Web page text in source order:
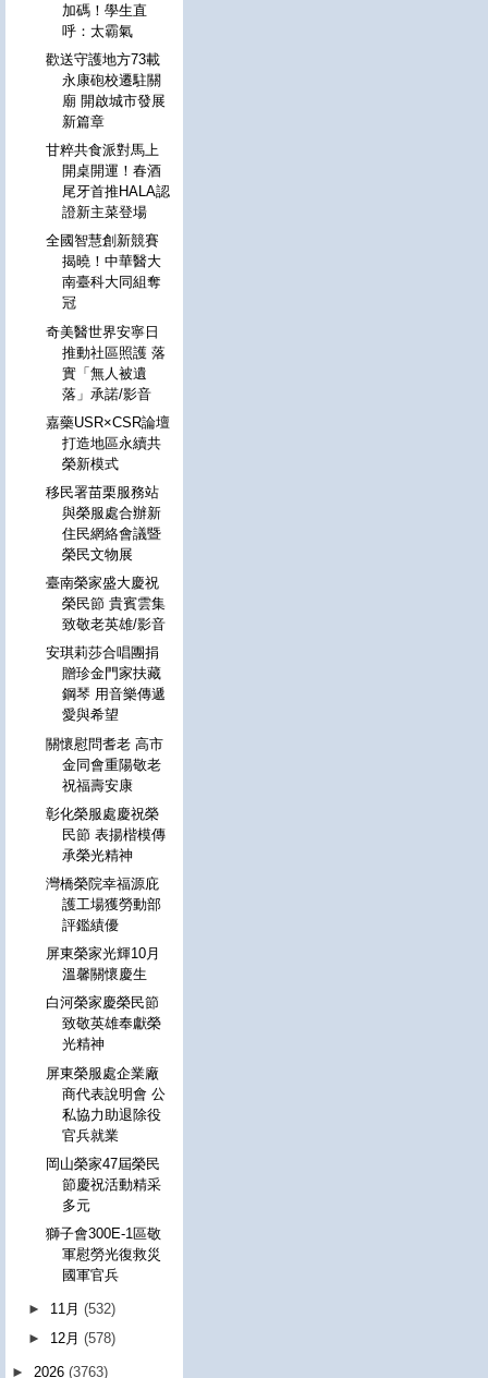
加碼！學生直
呼：太霸氣
歡送守護地方73載
永康砲校遷駐關
廟 開啟城市發展
新篇章
甘粹共食派對馬上
開桌開運！春酒
尾牙首推HALA認
證新主菜登場
全國智慧創新競賽
揭曉！中華醫大
南臺科大同組奪
冠
奇美醫世界安寧日
推動社區照護 落
實「無人被遺
落」承諾/影音
嘉藥USR×CSR論壇
打造地區永續共
榮新模式
移民署苗栗服務站
與榮服處合辦新
住民網絡會議暨
榮民文物展
臺南榮家盛大慶祝
榮民節 貴賓雲集
致敬老英雄/影音
安琪莉莎合唱團捐
贈珍金門家扶藏
鋼琴 用音樂傳遞
愛與希望
關懷慰問耆老 高市
金同會重陽敬老
祝福壽安康
彰化榮服處慶祝榮
民節 表揚楷模傳
承榮光精神
灣橋榮院幸福源庇
護工場獲勞動部
評鑑績優
屏東榮家光輝10月
溫馨關懷慶生
白河榮家慶榮民節
致敬英雄奉獻榮
光精神
屏東榮服處企業廠
商代表說明會 公
私協力助退除役
官兵就業
岡山榮家47屆榮民
節慶祝活動精采
多元
獅子會300E-1區敬
軍慰勞光復救災
國軍官兵
► 11月(532)
► 12月(578)
► 2026 (3763)